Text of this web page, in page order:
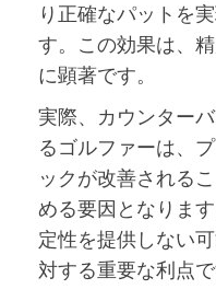
り正確なパットを
す。この効果は、
に顕著です。
実際、カウンター
るゴルファーは、
ックが改善される
める要因となりま
定性を提供しない
対する重要な利点で